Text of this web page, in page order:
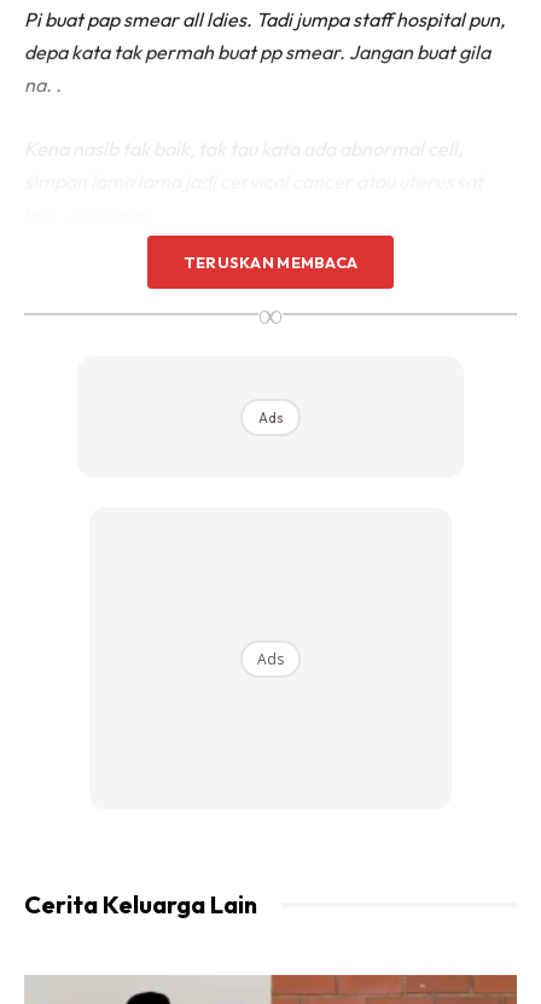
Pi buat pap smear all ldies. Tadi jumpa staff hospital pun,
depa kata tak permah buat pp smear. Jangan buat gila
na. .
Ads
Kami nasib baik gynae kami selalu pesan buat pal smear
suruh buang kalau ada abnormal cell .
TERUSKAN MEMBACA
∞
Ads
Ads
Cerita Keluarga Lain